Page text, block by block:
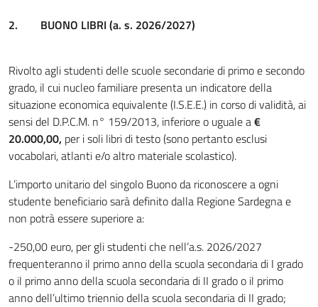
2. BUONO LIBRI (a. s. 2026/2027)
Rivolto agli studenti delle scuole secondarie di primo e secondo
grado, il cui nucleo familiare presenta un indicatore della
situazione economica equivalente (I.S.E.E.) in corso di validità, ai
sensi del D.P.C.M. n° 159/2013, inferiore o uguale a€
20.000,00, per i soli libri di testo (sono pertanto esclusi
vocabolari, atlanti e/o altro materiale scolastico).
L’importo unitario del singolo Buono da riconoscere a ogni
studente beneficiario sarà definito dalla Regione Sardegna e
non potrà essere superiore a:
-250,00 euro, per gli studenti che nell’a.s. 2026/2027
frequenteranno il primo anno della scuola secondaria di I grado
o il primo anno della scuola secondaria di II grado o il primo
anno dell’ultimo triennio della scuola secondaria di II grado;